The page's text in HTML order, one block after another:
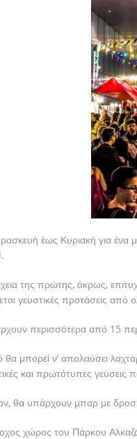
έως Κυριακή για ένα
της πρώτης, άκρως,
γευστικές προτάσεις από
περισσότερα από 15
θα μπορεί ν’ απολαύσει
και πρωτότυπες
θα υπάρχουν μπαρ με
χώρος του Πάρκου